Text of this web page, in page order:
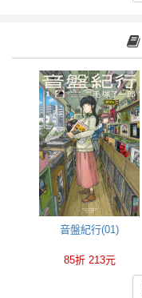
音盤紀行(01)
85折 213元